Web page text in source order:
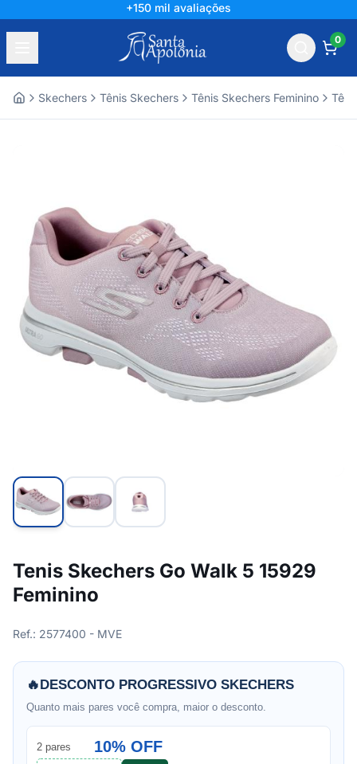
+150 mil avaliações
0
Skechers Tênis Skechers Tênis Skechers Feminino
Tenis Skechers Go Walk 5 15929
Feminino
Ref.: 2577400 - MVE
🔥DESCONTO PROGRESSIVO SKECHERS
Quanto mais pares você compra, maior o desconto.
2 pares 10% OFF